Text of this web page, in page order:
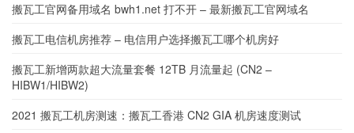
搬瓦工官网备用域名 bwh1.net 打不开 – 最新搬瓦工官网域名
搬瓦工电信机房推荐 – 电信用户选择搬瓦工哪个机房好
搬瓦工新增两款超大流量套餐 12TB 月流量起 (CN2 –
HIBW1/HIBW2)
2021 搬瓦工机房测速：搬瓦工香港 CN2 GIA 机房速度测试